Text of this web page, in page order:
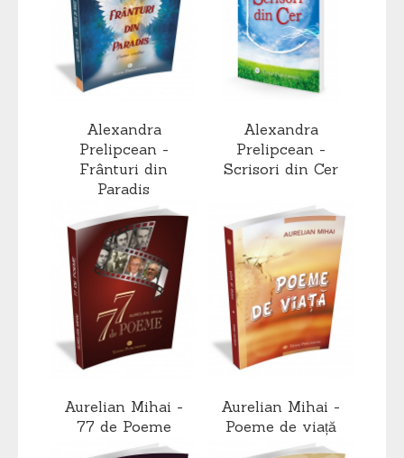
Alexandra
Prelipcean -
Frânturi din
Paradis
Alexandra
Prelipcean -
Scrisori din Cer
Aurelian Mihai -
77 de Poeme
Aurelian Mihai -
Poeme de viață